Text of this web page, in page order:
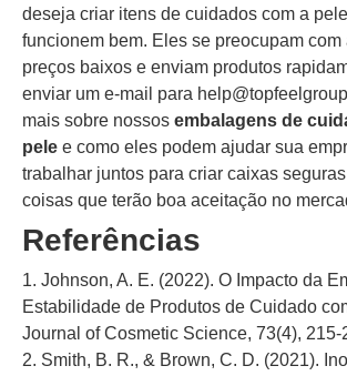
deseja criar itens de cuidados com a
funcionem bem. Eles se preocupam com
preços baixos e enviam produtos
enviar um e-mail para
mais sobre nossos embalagens de
pele e como eles podem ajudar sua
trabalhar juntos para criar caixas
coisas que terão boa aceitação no
Referências
1. Johnson, A. E. (2022). O Impacto da
Estabilidade de Produtos de Cuidado
Journal of Cosmetic Science, 73(4), 215-
2. Smith, B. R., & Brown, C. D. (2021).